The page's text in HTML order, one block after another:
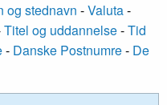
og stednavn -Valuta-
Titel og uddannelse-Tid
- Danske Postnumre- De